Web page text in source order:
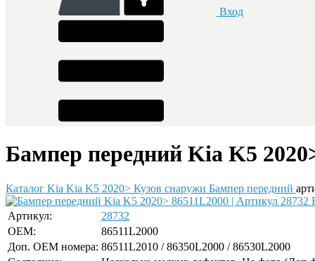
Вход
Бампер передний Kia K5
Каталог Kia Kia K5 2020> Кузов снаружи Бампер передний
Артикул:
28732
OEM:
86511L2000
Доп. ОЕМ номера: 86511L2010 / 86350L2000 / 86530L2000